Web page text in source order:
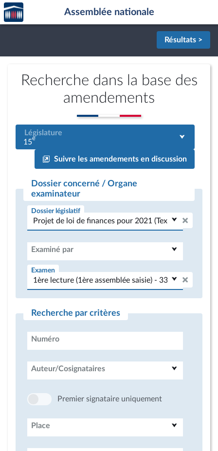
Aller au contenu
Aller en bas de la page
Accèder
à la
page
Assemblée nationale
Résultats >
Recherche dans la base des
amendements
Législature
15e
Suivre les amendements en discussion
Dossier concerné / Organe
examinateur
Dossier législatif
Examiné par
Examen
Recherche par critères
Numéro
Auteur/Cosignataires
Premier signataire uniquement
Place